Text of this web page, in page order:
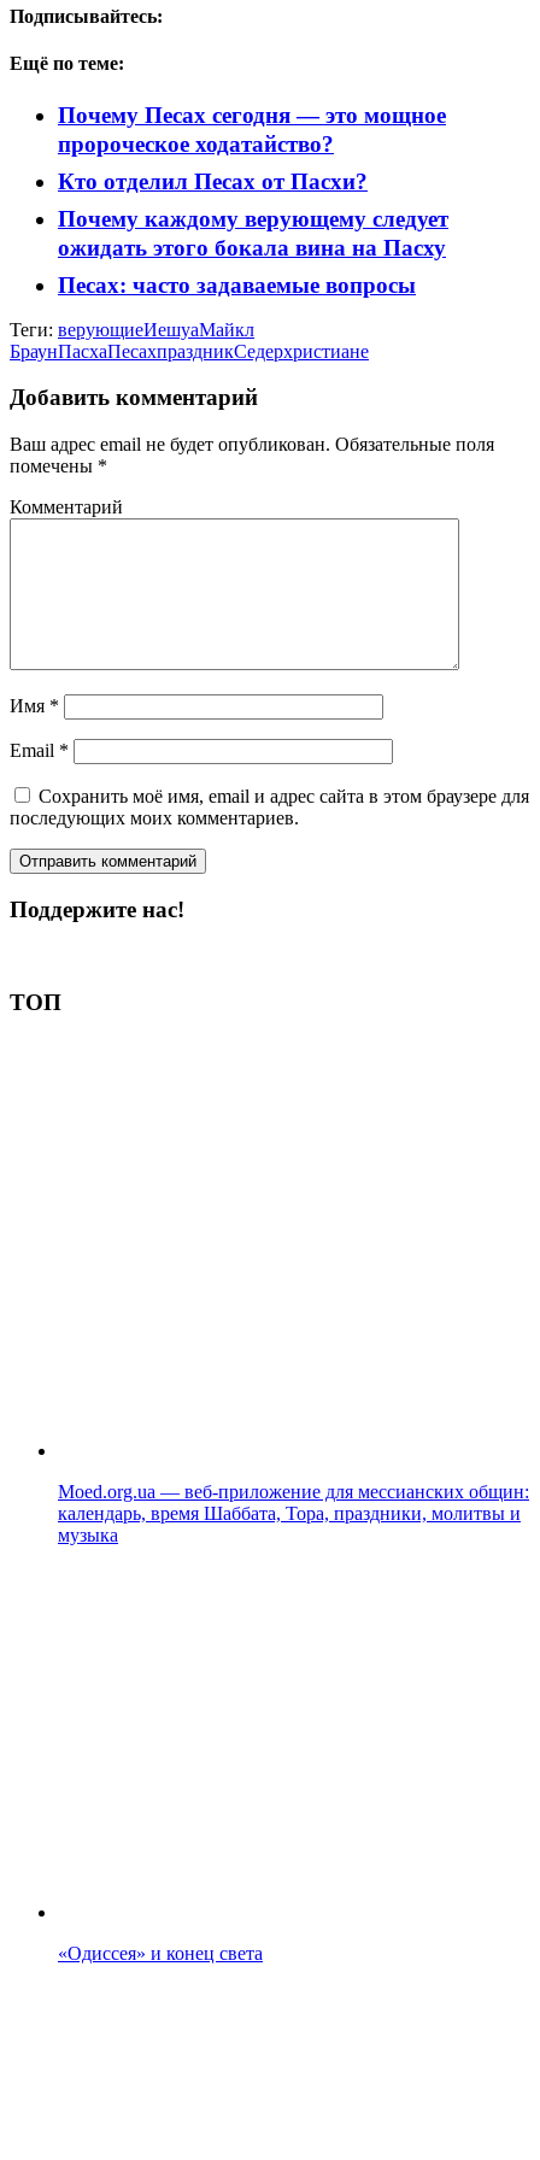
Подписывайтесь:
Ещё по теме:
Почему Песах сегодня — это мощное
пророческое ходатайство?
Кто отделил Песах от Пасхи?
Почему каждому верующему следует
ожидать этого бокала вина на Пасху
Песах: часто задаваемые вопросы
Теги: верующиеИешуаМайкл
БраунПасхаПесахпраздникСедерхристиане
Добавить комментарий
Ваш адрес email не будет опубликован. Обязательные поля
помечены *
Комментарий
Имя *
Email *
Сохранить моё имя, email и адрес сайта в этом браузере для
последующих моих комментариев.
Поддержите нас!
ТОП
Moed.org.ua — веб-приложение для мессианских общин:
календарь, время Шаббата, Тора, праздники, молитвы и
музыка
«Одиссея» и конец света